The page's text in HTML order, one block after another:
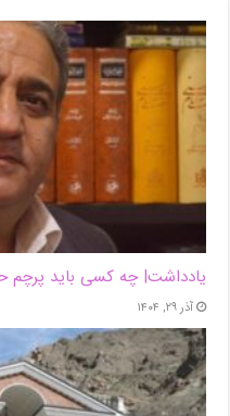
یادداشت| ‌چه کسی باید پرچم
آذر ۲۹, ۱۴۰۴